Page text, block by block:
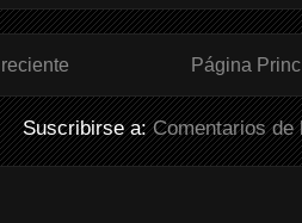
Página
Suscribirse a:Comentarios de